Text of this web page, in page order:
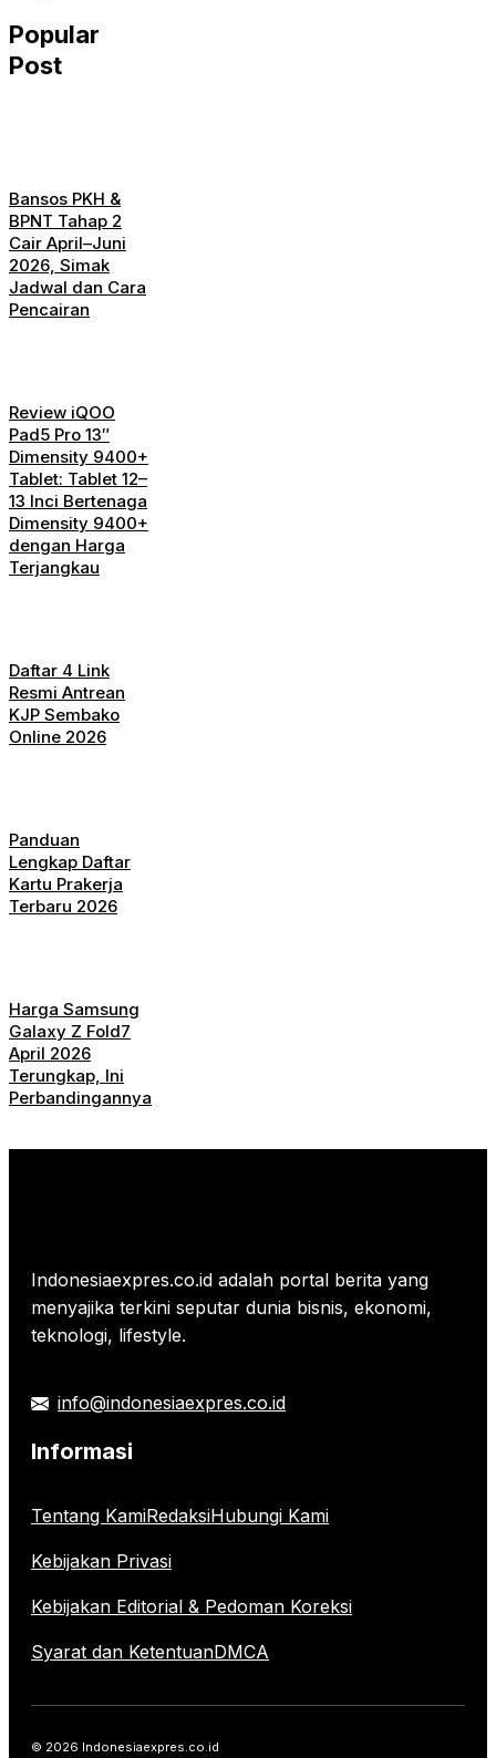
Popular
Post
Bansos PKH &
BPNT Tahap 2
Cair April–Juni
2026, Simak
Jadwal dan Cara
Pencairan
Review iQOO
Pad5 Pro 13″
Dimensity 9400+
Tablet: Tablet 12–
13 Inci Bertenaga
Dimensity 9400+
dengan Harga
Terjangkau
Daftar 4 Link
Resmi Antrean
KJP Sembako
Online 2026
Panduan
Lengkap Daftar
Kartu Prakerja
Terbaru 2026
Harga Samsung
Galaxy Z Fold7
April 2026
Terungkap, Ini
Perbandingannya
Indonesiaexpres.co.id adalah portal berita yang
menyajika terkini seputar dunia bisnis, ekonomi,
teknologi, lifestyle.
info@indonesiaexpres.co.id
Informasi
Tentang KamiRedaksiHubungi Kami
Kebijakan Privasi
Kebijakan Editorial & Pedoman Koreksi
Syarat dan KetentuanDMCA
© 2026 Indonesiaexpres.co.id